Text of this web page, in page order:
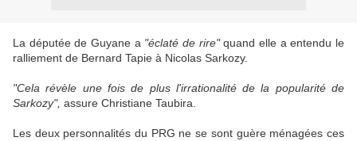
La députée de Guyane a "éclaté de rire"quand elle a entendu le
ralliement de Bernard Tapie à Nicolas Sarkozy.
"Cela révèle une fois de plus l'irrationalité de la popularité de
Sarkozy", assure Christiane Taubira.
Les deux personnalités du PRG ne se sont guère ménagées ces